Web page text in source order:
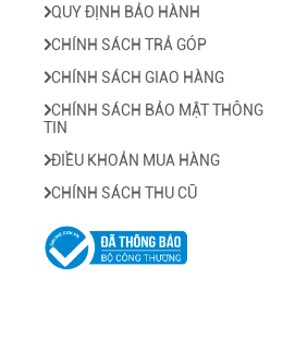
QUY ĐỊNH BẢO HÀNH
CHÍNH SÁCH TRẢ GÓP
CHÍNH SÁCH GIAO HÀNG
CHÍNH SÁCH BẢO MẬT THÔNG
TIN
ĐIỀU KHOẢN MUA HÀNG
CHÍNH SÁCH THU CŨ